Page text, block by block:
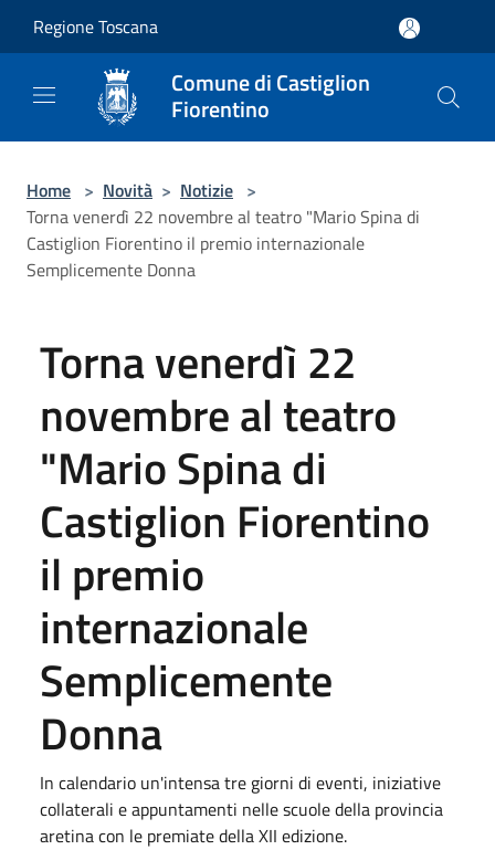
Regione Toscana
Comune di Castiglion
Fiorentino
Home > Novità > Notizie >
Torna venerdì 22 novembre al teatro "Mario Spina di
Castiglion Fiorentino il premio internazionale
Semplicemente Donna
Torna venerdì 22
novembre al teatro
"Mario Spina di
Castiglion Fiorentino
il premio
internazionale
Semplicemente
Donna
In calendario un'intensa tre giorni di eventi, iniziative
collaterali e appuntamenti nelle scuole della provincia
aretina con le premiate della XII edizione.